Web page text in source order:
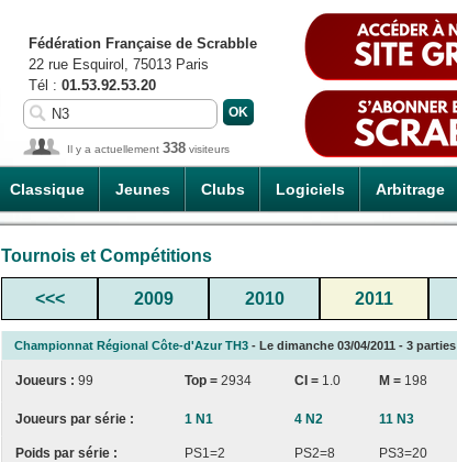
Classique Jeunes Clubs Logiciels Arbitrage
Fédération Française de Scrabble
22 rue Esquirol, 75013 Paris
Tél : 01.53.92.53.20
Il y a actuellement 338 visiteurs
Tournois et Compétitions
<<< 2009 2010 2011
Championnat Régional Côte-d'Azur TH3 - Le dimanche 03/04/2011 - 3 parties
Joueurs : 99 Top = 2934 CI = 1.0 M = 198
Joueurs par série : 1 N1 4 N2 11 N3
Poids par série : PS1=2 PS2=8 PS3=20